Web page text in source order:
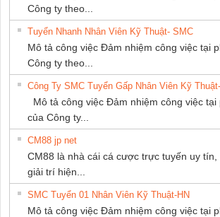
Công ty theo...
Tuyển Nhanh Nhân Viên Kỹ Thuật- SMC
Mô tả công việc Đảm nhiệm công việc tại
Công ty theo...
Công Ty SMC Tuyển Gấp Nhân Viên Kỹ
Mô tả công việc Đảm nhiệm công việc tại
của Công ty...
CM88 jp net
CM88 là nhà cái cá cược trực tuyến uy
giải trí hiện...
SMC Tuyển 01 Nhân Viên Kỹ Thuật-HN
Mô tả công việc Đảm nhiệm công việc tại